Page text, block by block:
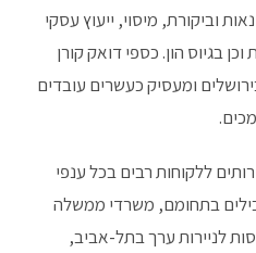
וביקורת, מיסוי, ייעוץ עסקי
בגיוס הון. כספי דואק קורן
ומעסיק כעשרים עובדים
ללקוחות רבים בכל ענפי
בתחומם, משרדי ממשלה
לניירות ערך בתל-אביב,